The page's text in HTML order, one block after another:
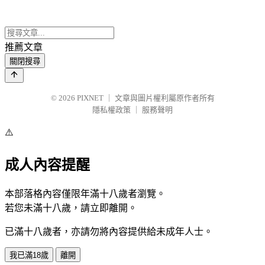
推薦文章
關閉搜尋
© 2026 PIXNET
文章與圖片權利屬原作者所有
隱私權政策
服務聲明
⚠️
成人內容提醒
本部落格內容僅限年滿十八歲者瀏覽。
若您未滿十八歲，請立即離開。
已滿十八歲者，亦請勿將內容提供給未成年人士。
我已滿18歲 離開